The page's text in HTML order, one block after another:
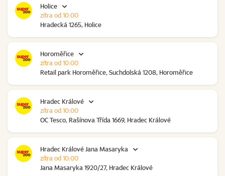
Holice
Hradecká 1265, Holice
zítra od 10:00
Horoměřice
Retail park Horoměřice, Suchdolská 1208, Horoměřice
zítra od 10:00
Hradec Králové
OC Tesco, Rašínova Třída 1669, Hradec Králové
zítra od 10:00
Hradec Králové Jana Masaryka
Jana Masaryka 1920/27, Hradec Králové
zítra od 10:00